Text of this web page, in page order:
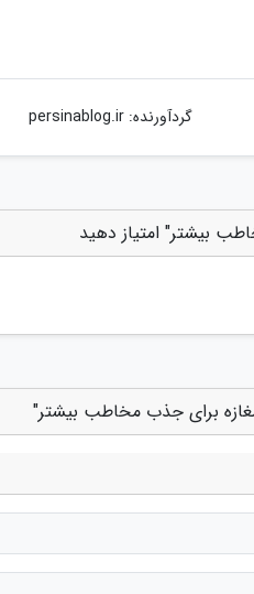
گردآورنده:persinablog.ir
بیشتر" امتیاز دهید
برای جذب مخاطب بیشتر"